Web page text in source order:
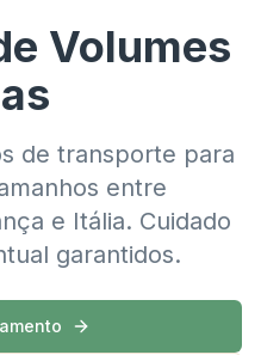
Volumes
de transporte para
entre
e Itália. Cuidado
garantidos.